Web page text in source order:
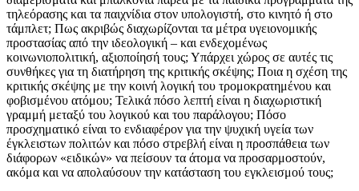
τηλεόρασης και τα παιχνίδια στον υπολογιστή, στο κινητό ή στο
τάμπλετ; Πως ακριβώς διαχωρίζονται τα μέτρα υγειονομικής
προστασίας από την ιδεολογική – και ενδεχομένως
κοινωνιοπολιτική, αξιοποίησή τους; Υπάρχει χώρος σε αυτές τις
συνθήκες για τη διατήρηση της κριτικής σκέψης; Ποια η σχέση της
κριτικής σκέψης με την κοινή λογική του τρομοκρατημένου και
φοβισμένου ατόμου; Τελικά πόσο λεπτή είναι η διαχωριστική
γραμμή μεταξύ του λογικού και του παράλογου; Πόσο
προσχηματικό είναι το ενδιαφέρον για την ψυχική υγεία των
έγκλειστων πολιτών και πόσο στρεβλή είναι η προσπάθεια των
διάφορων «ειδικών» να πείσουν τα άτομα να προσαρμοστούν,
ακόμα και να απολαύσουν την κατάσταση του εγκλεισμού τους;